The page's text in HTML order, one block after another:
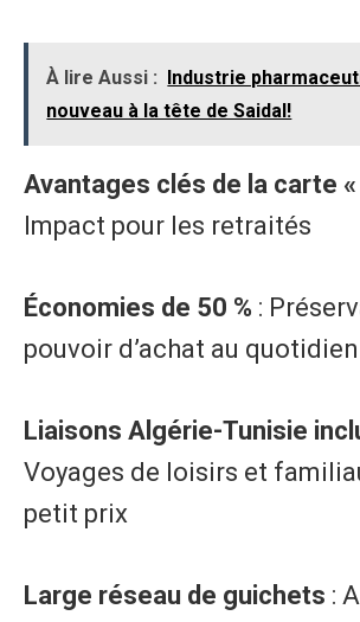
À lire Aussi : Industrie
nouveau à la tête de Saidal!
Avantages clés de la carte «
Impact pour les retraités
Économies de 50 % :
pouvoir d’achat au quotidien
Liaisons Algérie-Tunisie
Voyages de loisirs et
petit prix
Large réseau de guichets :